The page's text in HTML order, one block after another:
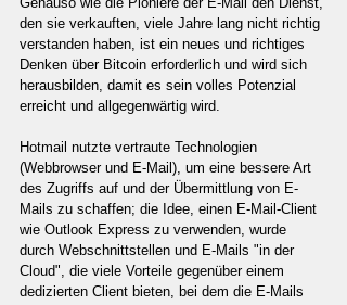
den sie verkauften, viele Jahre lang nicht richtig
verstanden haben, ist ein neues und richtiges
Denken über Bitcoin erforderlich und wird sich
herausbilden, damit es sein volles Potenzial
erreicht und allgegenwärtig wird.
Hotmail nutzte vertraute Technologien
(Webbrowser und E-Mail), um eine bessere Art
des Zugriffs auf und der Übermittlung von E-
Mails zu schaffen; die Idee, einen E-Mail-Client
wie Outlook Express zu verwenden, wurde
durch Webschnittstellen und E-Mails "in der
Cloud", die viele Vorteile gegenüber einem
dedizierten Client bieten, bei dem die E-Mails